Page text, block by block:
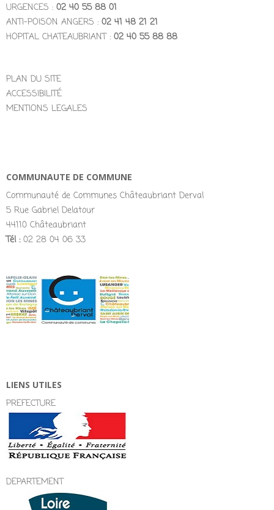
URGENCES : 02 40 55 88 01
ANTI-POISON ANGERS : 02 41 48 21 21
HOPITAL CHATEAUBRIANT : 02 40 55 88 88
PLAN DU SITE
ACCESSIBILITÉ
MENTIONS LEGALES
COMMUNAUTE DE COMMUNE
Communauté de Communes Châteaubriant Derval
5 Rue Gabriel Delatour
44110 Châteaubriant
Tél :02 28 04 06 33
LIENS UTILES
PREFECTURE
DEPARTEMENT